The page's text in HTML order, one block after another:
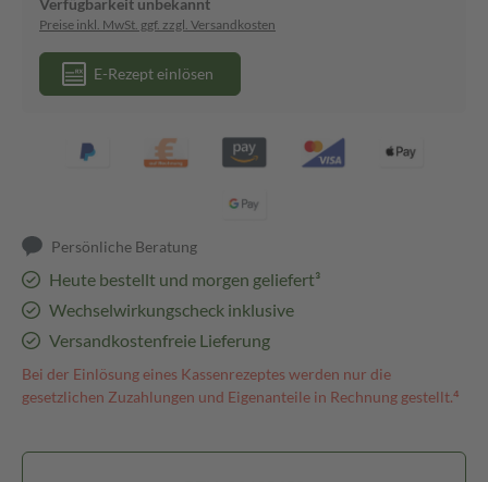
Verfügbarkeit unbekannt
Preise inkl. MwSt. ggf. zzgl. Versandkosten
E-Rezept einlösen
Persönliche Beratung
Heute bestellt und morgen geliefert³
Wechselwirkungscheck inklusive
Versandkostenfreie Lieferung
Bei der Einlösung eines Kassenrezeptes werden nur die
gesetzlichen Zuzahlungen und Eigenanteile in Rechnung gestellt.⁴